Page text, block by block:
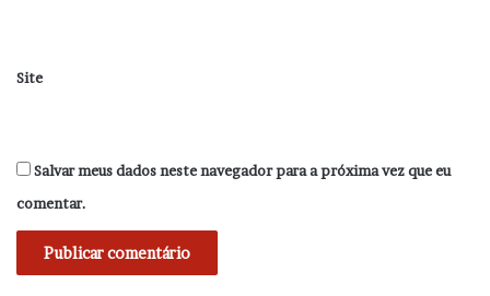
Site
Salvar meus dados neste navegador para a próxima vez que eu
comentar.